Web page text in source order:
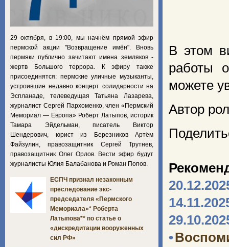
В этом
работы
можете
Автор
•
29 октября, в 19:00, мы начнём прямой эфир
пермской акции "Возвращение имён". Вновь
пермяки публично зачитают имена земляков -
жертв Большого террора. К эфиру также
присоединятся: пермские уличные музыканты,
устроившие недавно концерт солидарности на
Эспланаде, телеведущая Татьяна Лазарева,
журналист Сергей Пархоменко, член «Пермский
Мемориал — Европа» Роберт Латыпов, историк
Тамара Эйдельман, писатель Виктор
Шендерович, юрист из Березников Артём
Файзулин, правозащитник Сергей Трутнев,
правозащитник Олег Орлов. Вести эфир будут
журналисты Юлия Балабанова и Роман Попов.
ЕСПЧ признал незаконным
преследование экс-
председателя «Пермского
Мемориала»* Роберта
Латыпова** по статье о
«дискредитации вооруженных
сил РФ»